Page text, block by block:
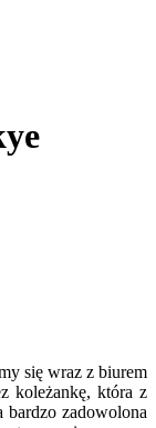
się wraz z biurem
koleżankę, która z
bardzo zadowolona